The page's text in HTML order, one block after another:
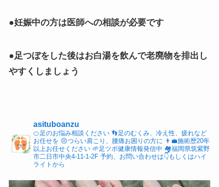
●妊娠中の方は医師への相談が必要です
●足つぼをした後はお白湯を飲んで老廃物を排出し
やすくしましょう
asituboanzu
🍊足のお悩み相談ください👣足のむくみ、冷え性、疲れなど
お任せを 😣つらい肩こり、腰痛お困りの方に 👨‍💼施術歴20年
以上お任せください🌱足ツボ健康情報発信中 🏘福岡県筑紫野
市二日市中央4-11-1-2F予約、お問い合わせは👇もしくはハイ
ライトから